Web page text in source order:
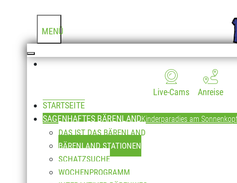
MENÜ
Anreise
Live-Cams
STARTSEITE
SAGENHAFTES BÄRENLANDKinderparadies am
DAS IST DAS BÄRENLAND
BÄRENLAND STATIONEN
SCHATZSUCHE
WOCHENPROGRAMM
BÄRENLAND-